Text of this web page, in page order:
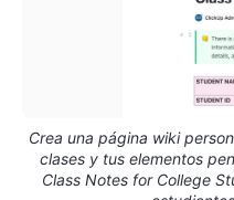
Crea una página wiki
clases y tus elementos
Class Notes for College